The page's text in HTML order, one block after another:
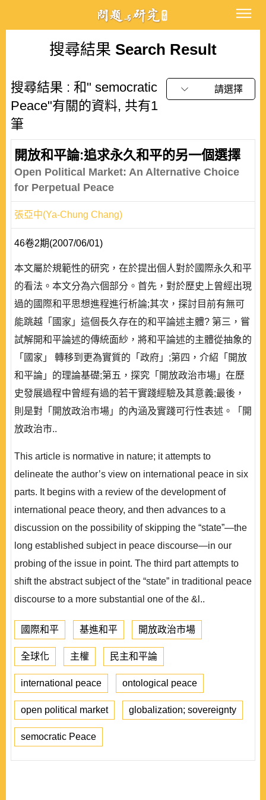
搜尋結果 Search Result
搜尋結果 : 和" semocratic
Peace"有關的資料, 共有1
筆
請選擇
開放和平論:追求永久和平的另一個選擇
Open Political Market: An Alternative Choice
for Perpetual Peace
張亞中(Ya-Chung Chang)
46卷2期(2007/06/01)
本文屬於規範性的研究，在於提出個人對於國際永久和平
的看法。本文分為六個部分。首先，對於歷史上曾經出現
過的國際和平思想進程進行析論;其次，探討目前有無可
能跳越「國家」這個長久存在的和平論述主體? 第三，嘗
試解開和平論述的傳統面紗，將和平論述的主體從抽象的
「國家」 轉移到更為實質的「政府」;第四，介紹「開放
和平論」的理論基礎;第五，探究「開放政治市場」在歷
史發展過程中曾經有過的若干實踐經驗及其意義;最後，
則是對「開放政治市場」的內涵及實踐可行性表述。「開
放政治市..
This article is normative in nature; it attempts to
delineate the author’s view on international peace in six
parts. It begins with a review of the development of
international peace theory, and then advances to a
discussion on the possibility of skipping the “state”—the
long established subject in peace discourse—in our
probing of the issue in point. The third part attempts to
shift the abstract subject of the “state” in traditional peace
discourse to a more substantial one of the &l..
國際和平 基進和平 開放政治市場
全球化 主權 民主和平論
international peace ontological peace
open political market globalization; sovereignty
semocratic Peace